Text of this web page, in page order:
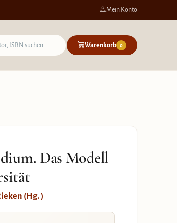
Mein Konto
Warenkorb 0
Das Modell
(Hg. )